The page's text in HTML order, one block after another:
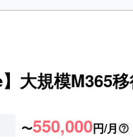
】大規模M365
〜550,000円/月